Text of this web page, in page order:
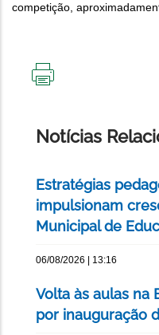
competição,
Notícias
Estratégias
impulsionam
Municipal de
06/08/2026 | 13:16
Volta às aulas na
por inauguração